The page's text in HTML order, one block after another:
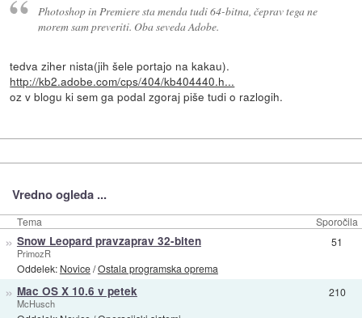
Photoshop in Premiere sta menda tudi 64-bitna, čeprav tega ne
morem sam preveriti. Oba seveda Adobe.
tedva ziher nista(jih šele portajo na kakau).
http://kb2.adobe.com/cps/404/kb404440.h...
oz v blogu ki sem ga podal zgoraj piše tudi o razlogih.
Vredno ogleda ...
Tema Sporočila
» Snow Leopard pravzaprav 32-biten
PrimozR
Oddelek: Novice/Ostala programska oprema
51
» Mac OS X 10.6 v petek
McHusch
210